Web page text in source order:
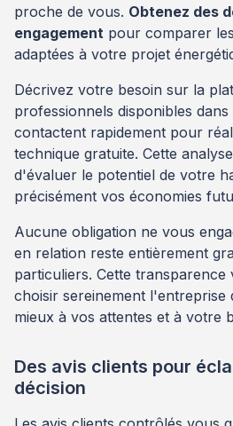
proche de vous. Obtenez des
engagement pour comparer
adaptées à votre projet
Décrivez votre besoin sur la
professionnels disponibles
contactent rapidement pour
technique gratuite. Cette
d'évaluer le potentiel de votre
précisément vos économies
Aucune obligation ne vous
en relation reste entièrement
particuliers. Cette transparence
choisir sereinement l'entreprise
mieux à vos attentes et à votre
Des avis clients pour
décision